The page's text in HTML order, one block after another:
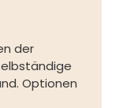
der
Optionen